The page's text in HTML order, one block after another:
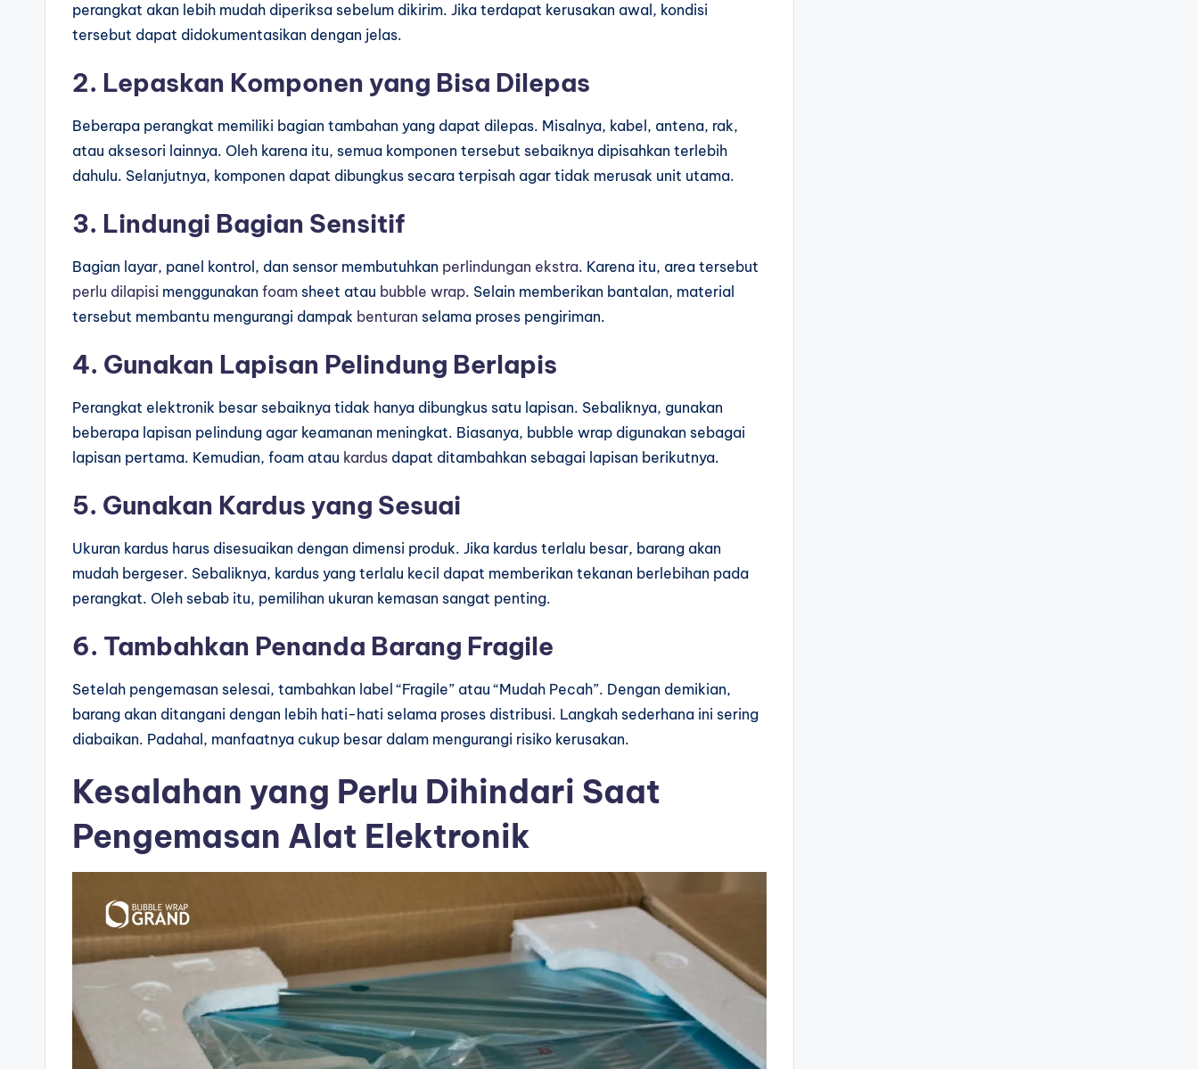
perangkat akan lebih mudah diperiksa sebelum dikirim. Jika terdapat kerusakan awal, kondisi
tersebut dapat didokumentasikan dengan jelas.
2. Lepaskan Komponen yang Bisa Dilepas
Beberapa perangkat memiliki bagian tambahan yang dapat dilepas. Misalnya, kabel, antena, rak,
atau aksesori lainnya. Oleh karena itu, semua komponen tersebut sebaiknya dipisahkan terlebih
dahulu. Selanjutnya, komponen dapat dibungkus secara terpisah agar tidak merusak unit utama.
3. Lindungi Bagian Sensitif
Bagian layar, panel kontrol, dan sensor membutuhkan perlindungan ekstra. Karena itu, area tersebut
perlu dilapisi menggunakan foam sheet atau bubble wrap. Selain memberikan bantalan, material
tersebut membantu mengurangi dampak benturan selama proses pengiriman.
4. Gunakan Lapisan Pelindung Berlapis
Perangkat elektronik besar sebaiknya tidak hanya dibungkus satu lapisan. Sebaliknya, gunakan
beberapa lapisan pelindung agar keamanan meningkat. Biasanya, bubble wrap digunakan sebagai
lapisan pertama. Kemudian, foam atau kardus dapat ditambahkan sebagai lapisan berikutnya.
5. Gunakan Kardus yang Sesuai
Ukuran kardus harus disesuaikan dengan dimensi produk. Jika kardus terlalu besar, barang akan
mudah bergeser. Sebaliknya, kardus yang terlalu kecil dapat memberikan tekanan berlebihan pada
perangkat. Oleh sebab itu, pemilihan ukuran kemasan sangat penting.
6. Tambahkan Penanda Barang Fragile
Setelah pengemasan selesai, tambahkan label “Fragile” atau “Mudah Pecah”. Dengan demikian,
barang akan ditangani dengan lebih hati-hati selama proses distribusi. Langkah sederhana ini sering
diabaikan. Padahal, manfaatnya cukup besar dalam mengurangi risiko kerusakan.
Kesalahan yang Perlu Dihindari Saat
Pengemasan Alat Elektronik